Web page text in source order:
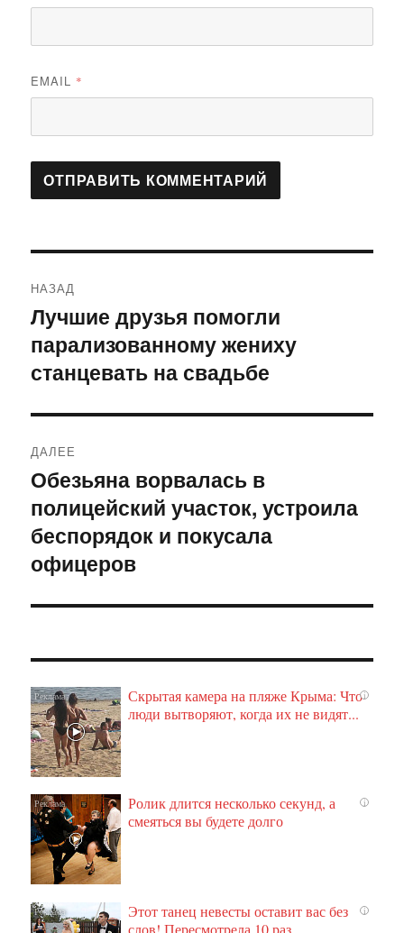
EMAIL *
по
записям
НАЗАД
Предыдущая
запись:
Лучшие друзья помогли
парализованному жениху
станцевать на свадьбе
ДАЛЕЕ
Следующая
запись:
Обезьяна ворвалась в
полицейский участок, устроила
беспорядок и покусала
офицеров
i
Скрытая камера на пляже Крыма: Что
люди вытворяют, когда их не видят...
i
Ролик длится несколько секунд, а
смеяться вы будете долго
i
Этот танец невесты оставит вас без
слов! Пересмотрела 10 раз